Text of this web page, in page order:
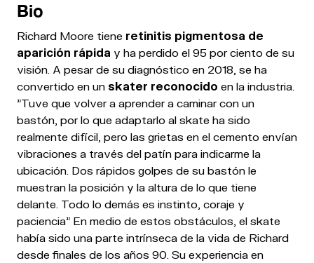
Bio
Richard Moore tiene retinitis pigmentosa de
aparición rápida y ha perdido el 95 por ciento de su
visión. A pesar de su diagnóstico en 2018, se ha
convertido en un skater reconocido en la industria.
"Tuve que volver a aprender a caminar con un
bastón, por lo que adaptarlo al skate ha sido
realmente difícil, pero las grietas en el cemento envían
vibraciones a través del patín para indicarme la
ubicación. Dos rápidos golpes de su bastón le
muestran la posición y la altura de lo que tiene
delante. Todo lo demás es instinto, coraje y
paciencia” En medio de estos obstáculos, el skate
había sido una parte intrínseca de la vida de Richard
desde finales de los años 90. Su experiencia en